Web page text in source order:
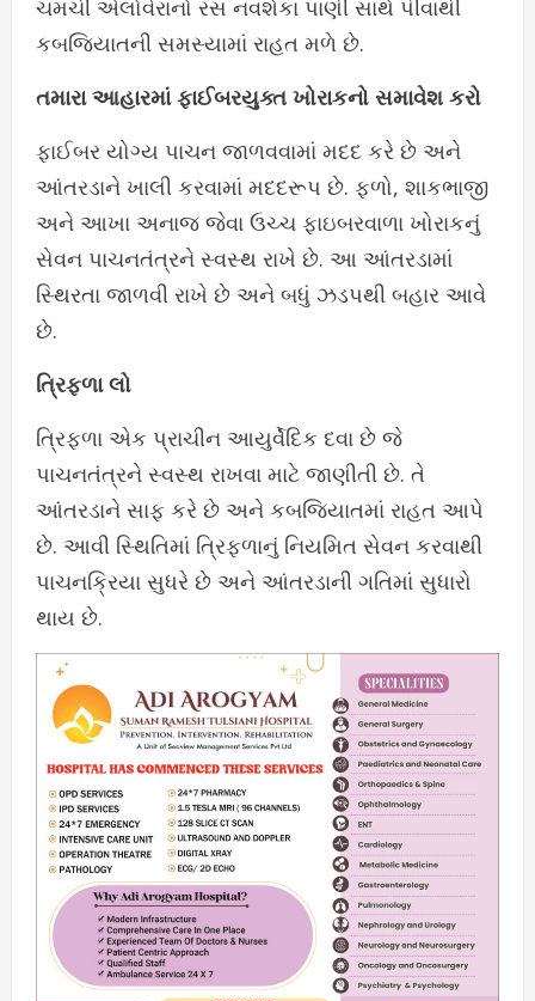
ચમચી એલોવેરાનો રસ નવશેકા પાણી સાથે પીવાથી
કબજિયાતની સમસ્યામાં રાહત મળે છે.
તમારા આહારમાં ફાઈબરયુક્ત ખોરાકનો સમાવેશ કરો
ફાઈબર યોગ્ય પાચન જાળવવામાં મદદ કરે છે અને
આંતરડાને ખાલી કરવામાં મદદરૂપ છે. ફળો, શાકભાજી
અને આખા અનાજ જેવા ઉચ્ચ ફાઇબરવાળા ખોરાકનું
સેવન પાચનતંત્રને સ્વસ્થ રાખે છે. આ આંતરડામાં
સ્થિરતા જાળવી રાખે છે અને બધું ઝડપથી બહાર આવે
છે.
ત્રિફળા લો
ત્રિફળા એક પ્રાચીન આયુર્વેદિક દવા છે જે
પાચનતંત્રને સ્વસ્થ રાખવા માટે જાણીતી છે. તે
આંતરડાને સાફ કરે છે અને કબજિયાતમાં રાહત આપે
છે. આવી સ્થિતિમાં ત્રિફળાનું નિયમિત સેવન કરવાથી
પાચનક્રિયા સુધરે છે અને આંતરડાની ગતિમાં સુધારો
થાય છે.